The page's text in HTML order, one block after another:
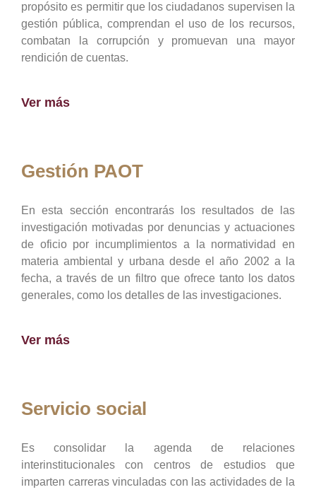
propósito es permitir que los ciudadanos supervisen la
gestión pública, comprendan el uso de los recursos,
combatan la corrupción y promuevan una mayor
rendición de cuentas.
Ver más
Gestión PAOT
En esta sección encontrarás los resultados de las
investigación motivadas por denuncias y actuaciones
de oficio por incumplimientos a la normatividad en
materia ambiental y urbana desde el año 2002 a la
fecha, a través de un filtro que ofrece tanto los datos
generales, como los detalles de las investigaciones.
Ver más
Servicio social
Es consolidar la agenda de relaciones
interinstitucionales con centros de estudios que
imparten carreras vinculadas con las actividades de la